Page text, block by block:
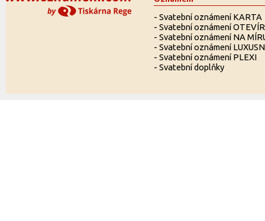
- Svatební oznámení KARTA
- Svatební oznámení
- Svatební oznámení NA
- Svatební oznámení
- Svatební oznámení PLEXI
- Svatební doplňky